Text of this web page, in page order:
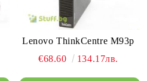
Lenovo ThinkCentre M93p
€68.60
134.17лв.